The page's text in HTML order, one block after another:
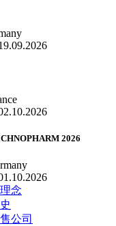
2026
念
公司